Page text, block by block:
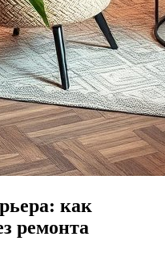
как
ремонта